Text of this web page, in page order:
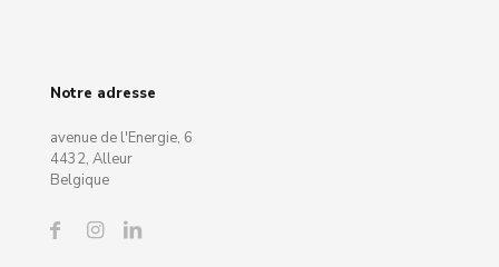
Notre adresse
avenue de l'Energie, 6
4432, Alleur
Belgique